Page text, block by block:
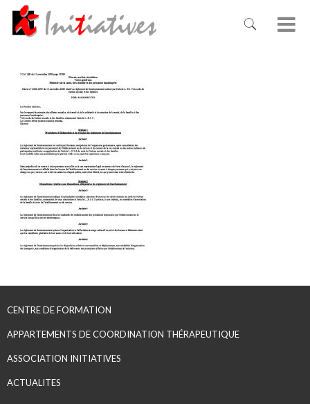
CENTRE DE FORMATION
APPARTEMENTS DE COORDINATION THÉRAPEUTIQUE
ASSOCIATION INITIATIVES
ACTUALITES